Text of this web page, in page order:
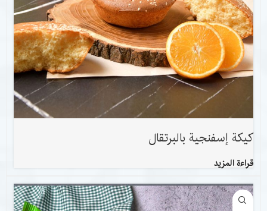
كيكة إسفنجية بالبرتقال
قراءة المزيد